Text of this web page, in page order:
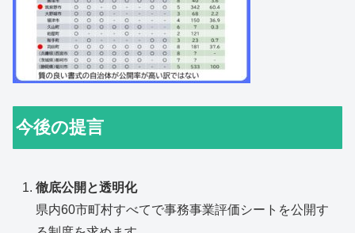
今後の提言
徹底公開と透明化
県内60市町村すべてで事務事業評価シートを公開す